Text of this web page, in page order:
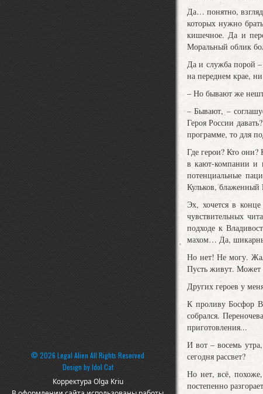
Да… понятно,
которых нужно
кишечное. Да и
Моральный облик
Да и служба порой
на переднем крае,
– Но бывают же
– Бывают, –
Героя России
программе, то для
Где герои? Кто
в кают-компании и
потенциальные
Кульков,
Эх, хочется в
чувствительных
подходе к
махом… Да,
Но нет! Не могу.
Пусть живут. Может
Других героев у
К проливу Босфор
собрался.
приготовления...
И вот – восемь
сегодня рассвет?
Но нет, всё,
постепенно
© 2026 Legal Alien All Rights Reserved
Design byIdol Cat
Корректура Olga Kriu